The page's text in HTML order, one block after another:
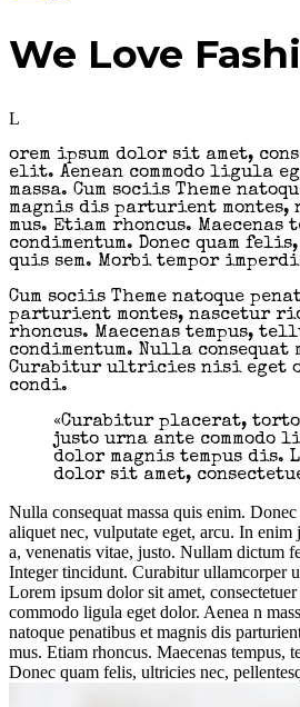
We Love
L
orem ipsum dolor sit amet,
elit. Aenean commodo ligula
massa. Cum sociis Theme
magnis dis parturient
mus. Etiam rhoncus. Maecenas
condimentum. Donec quam
quis sem. Morbi tempor
Cum sociis Theme natoque
parturient montes, nascetur
rhoncus. Maecenas tempus,
condimentum. Nulla consequat
Curabitur ultricies nisi eget
condi.
«Curabitur placerat,
justo urna ante commodo
dolor magnis tempus dis.
dolor sit amet,
Nulla consequat massa quis enim.
aliquet nec, vulputate eget, arcu. In
a, venenatis vitae, justo. Nullam dictum
Integer tincidunt. Curabitur ullamcorper
Lorem ipsum dolor sit amet,
commodo ligula eget dolor. Aenea n
natoque penatibus et magnis dis
mus. Etiam rhoncus. Maecenas tempus,
Donec quam felis, ultricies nec,